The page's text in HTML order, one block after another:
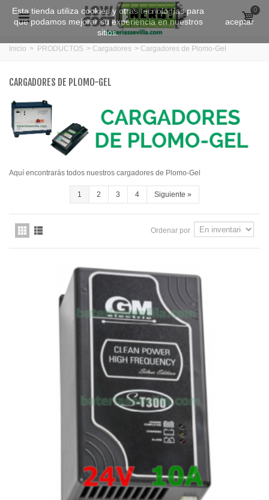
0
Inicio > PRODUCTOS > Cargadores > Cargadores de Plomo-Gel
CARGADORES DE PLOMO-GEL
Aquí encontrarás todos nuestros cargadores de Plomo-Gel
1 2 3 4 Siguiente »
Ordenar por
Esta tienda utiliza cookies y otras tecnologías para
que podamos mejorar su experiencia en nuestros
sitios.
aceptar